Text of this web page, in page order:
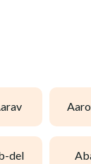
aarav
del